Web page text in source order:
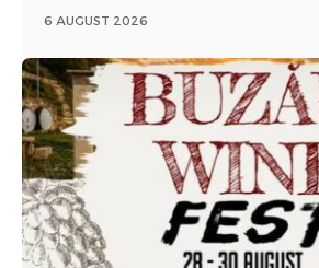
6 AUGUST 2026